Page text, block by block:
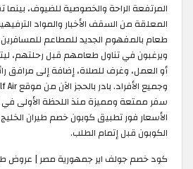
المرتفعة الراحة والخصوصية للضيوف، بينما
المعلقة من السقف الأخبار والمواد
طعام بالمفهوم الجديد للمطاعم
ويرغبون في تناول طعامهم قبل رحلتهم،
أو العمل، وغرف للصلاة، إضافة إلى مرافق
سفر ممتعة ومميزة منذ اللحظة الأولى
الكوبون قبل إتمام الطلب.
كود خصم جولف اير جمهورية مصر | عروض